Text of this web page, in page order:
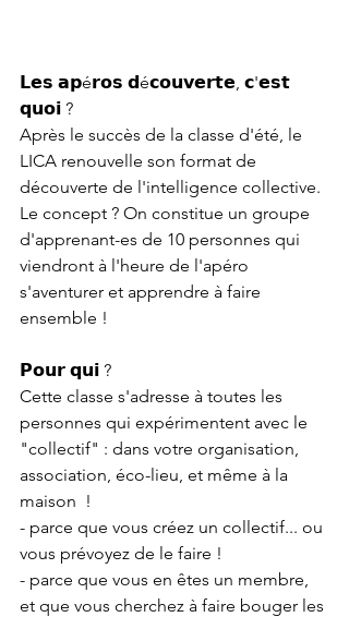
𝗟𝗲𝘀 𝗮𝗽é𝗿𝗼𝘀 𝗱é𝗰𝗼𝘂𝘃𝗲𝗿𝘁𝗲, 𝗰'𝗲𝘀𝘁
𝗾𝘂𝗼𝗶 ?
Après le succès de la classe d'été, le
LICA renouvelle son format de
découverte de l'intelligence collective.
Le concept ? On constitue un groupe
d'apprenant-es de 10 personnes qui
viendront à l'heure de l'apéro
s'aventurer et apprendre à faire
ensemble !
𝗣𝗼𝘂𝗿 𝗾𝘂𝗶 ?
Cette classe s'adresse à toutes les
personnes qui expérimentent avec le
"collectif" : dans votre organisation,
association, éco-lieu, et même à la
maison  !
- parce que vous créez un collectif... ou
vous prévoyez de le faire !
- parce que vous en êtes un membre,
et que vous cherchez à faire bouger les